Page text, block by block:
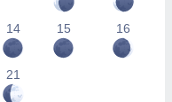
14 15 16
21